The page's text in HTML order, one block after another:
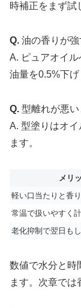
時補正をまず試
Q. 油の香りが強
A. ピュアオイ
油量を0.5%下げ
Q. 型離れが悪い
A. 型塗りはオイ
ます。
メリ
軽い口当たりと香
常温で扱いやすく
老化抑制で翌日も
数値で水分と時
ます。次章では